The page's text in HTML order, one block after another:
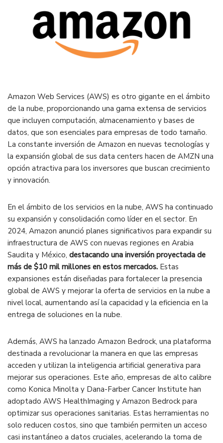
Amazon Web Services (AWS) es otro gigante en el ámbito
de la nube, proporcionando una gama extensa de servicios
que incluyen computación, almacenamiento y bases de
datos, que son esenciales para empresas de todo tamaño.
La constante inversión de Amazon en nuevas tecnologías y
la expansión global de sus data centers hacen de AMZN una
opción atractiva para los inversores que buscan crecimiento
y innovación.
En el ámbito de los servicios en la nube, AWS ha continuado
su expansión y consolidación como líder en el sector. En
2024, Amazon anunció planes significativos para expandir su
infraestructura de AWS con nuevas regiones en Arabia
Saudita y México, destacando una inversión proyectada de
más de $10 mil millones en estos mercados. Estas
expansiones están diseñadas para fortalecer la presencia
global de AWS y mejorar la oferta de servicios en la nube a
nivel local, aumentando así la capacidad y la eficiencia en la
entrega de soluciones en la nube​.
Además, AWS ha lanzado Amazon Bedrock, una plataforma
destinada a revolucionar la manera en que las empresas
acceden y utilizan la inteligencia artificial generativa para
mejorar sus operaciones. Este año, empresas de alto calibre
como Konica Minolta y Dana-Farber Cancer Institute han
adoptado AWS HealthImaging y Amazon Bedrock para
optimizar sus operaciones sanitarias. Estas herramientas no
solo reducen costos, sino que también permiten un acceso
casi instantáneo a datos cruciales, acelerando la toma de